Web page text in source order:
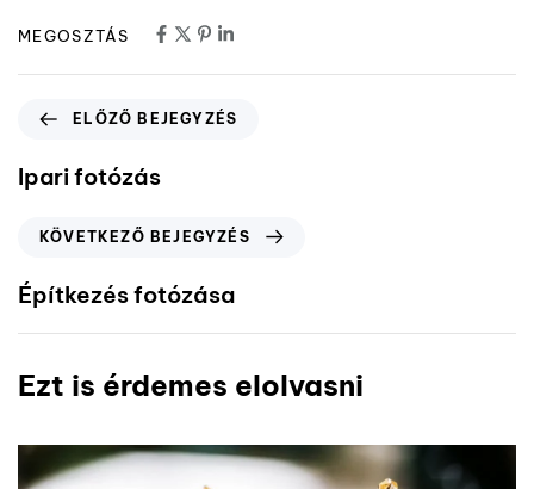
MEGOSZTÁS
ELŐZŐ BEJEGYZÉS
Ipari fotózás
KÖVETKEZŐ BEJEGYZÉS
Építkezés fotózása
Ezt is érdemes elolvasni